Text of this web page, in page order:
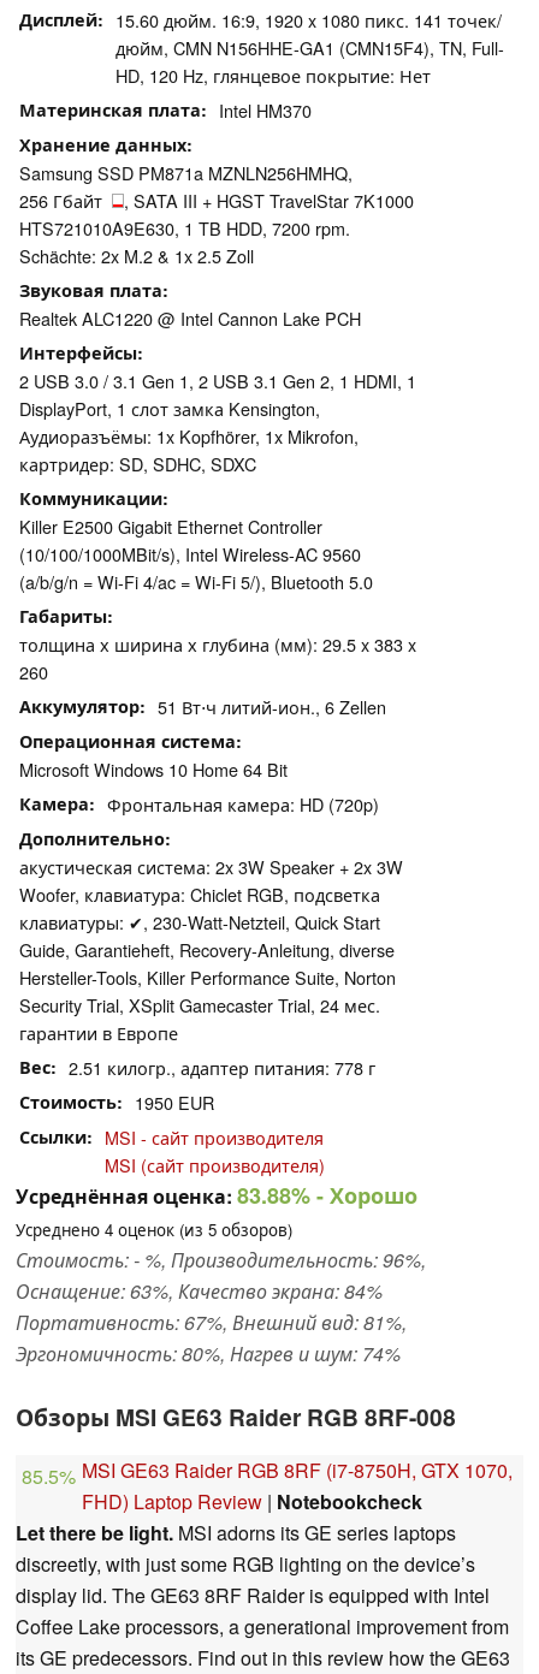
Дисплей
15.60 дюйм. 16:9, 1920 x 1080 пикс. 141 точек/
дюйм, CMN N156HHE-GA1 (CMN15F4), TN, Full-
HD, 120 Hz, глянцевое покрытие: Нет
Материнская плата Intel HM370
Хранение данных
Samsung SSD PM871a MZNLN256HMHQ,
256 Гбайт
, SATA III + HGST TravelStar 7K1000
HTS721010A9E630, 1 TB HDD, 7200 rpm.
Schächte: 2x M.2 & 1x 2.5 Zoll
Звуковая плата
Realtek ALC1220 @ Intel Cannon Lake PCH
Интерфейсы
2 USB 3.0 / 3.1 Gen 1, 2 USB 3.1 Gen 2, 1 HDMI, 1
DisplayPort, 1 слот замка Kensington,
Аудиоразъёмы: 1x Kopfhörer, 1x Mikrofon,
картридер: SD, SDHC, SDXC
Коммуникации
Killer E2500 Gigabit Ethernet Controller
(10/100/1000MBit/s), Intel Wireless-AC 9560
(a/b/g/n = Wi-Fi 4/ac = Wi-Fi 5/), Bluetooth 5.0
Габариты
толщина х ширина х глубина (мм): 29.5 x 383 x
260
Аккумулятор 51 Вт⋅ч литий-ион., 6 Zellen
Операционная система
Microsoft Windows 10 Home 64 Bit
Камера Фронтальная камера: HD (720p)
Дополнительно
акустическая система: 2x 3W Speaker + 2x 3W
Woofer, клавиатура: Chiclet RGB, подсветка
клавиатуры: ✔, 230-Watt-Netzteil, Quick Start
Guide, Garantieheft, Recovery-Anleitung, diverse
Hersteller-Tools, Killer Performance Suite, Norton
Security Trial, XSplit Gamecaster Trial, 24 мес.
гарантии в Европе
Вес 2.51 килогр., адаптер питания: 778 г
Стоимость 1950 EUR
Ссылки
MSI - сайт производителя
MSI (сайт производителя)
Усреднённая оценка: 83.88%- Хорошо
Усреднено 4 оценок (из 5 обзоров)
Стоимость: - %, Производительность: 96%,
Оснащение: 63%, Качество экрана: 84%
Портативность: 67%, Внешний вид: 81%,
Эргономичность: 80%, Нагрев и шум: 74%
Обзоры MSI GE63 Raider RGB 8RF-008
85.5% MSI GE63 Raider RGB 8RF (i7-8750H, GTX 1070,
FHD) Laptop Review | Notebookcheck
Let there be light. MSI adorns its GE series laptops
discreetly, with just some RGB lighting on the device’s
display lid. The GE63 8RF Raider is equipped with Intel
Coffee Lake processors, a generational improvement from
its GE predecessors. Find out in this review how the GE63